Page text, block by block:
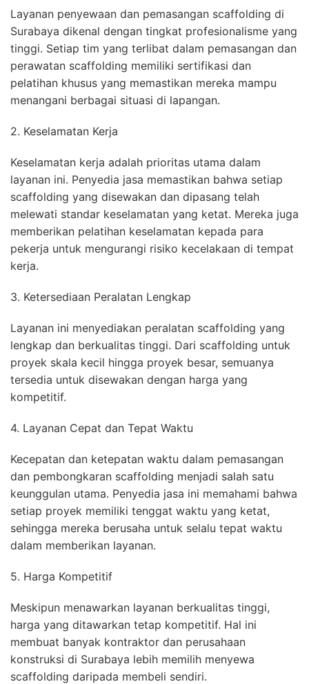
Layanan penyewaan dan pemasangan scaffolding di
Surabaya dikenal dengan tingkat profesionalisme yang
tinggi. Setiap tim yang terlibat dalam pemasangan dan
perawatan scaffolding memiliki sertifikasi dan
pelatihan khusus yang memastikan mereka mampu
menangani berbagai situasi di lapangan.
2. Keselamatan Kerja
Keselamatan kerja adalah prioritas utama dalam
layanan ini. Penyedia jasa memastikan bahwa setiap
scaffolding yang disewakan dan dipasang telah
melewati standar keselamatan yang ketat. Mereka juga
memberikan pelatihan keselamatan kepada para
pekerja untuk mengurangi risiko kecelakaan di tempat
kerja.
3. Ketersediaan Peralatan Lengkap
Layanan ini menyediakan peralatan scaffolding yang
lengkap dan berkualitas tinggi. Dari scaffolding untuk
proyek skala kecil hingga proyek besar, semuanya
tersedia untuk disewakan dengan harga yang
kompetitif.
4. Layanan Cepat dan Tepat Waktu
Kecepatan dan ketepatan waktu dalam pemasangan
dan pembongkaran scaffolding menjadi salah satu
keunggulan utama. Penyedia jasa ini memahami bahwa
setiap proyek memiliki tenggat waktu yang ketat,
sehingga mereka berusaha untuk selalu tepat waktu
dalam memberikan layanan.
5. Harga Kompetitif
Meskipun menawarkan layanan berkualitas tinggi,
harga yang ditawarkan tetap kompetitif. Hal ini
membuat banyak kontraktor dan perusahaan
konstruksi di Surabaya lebih memilih menyewa
scaffolding daripada membeli sendiri.